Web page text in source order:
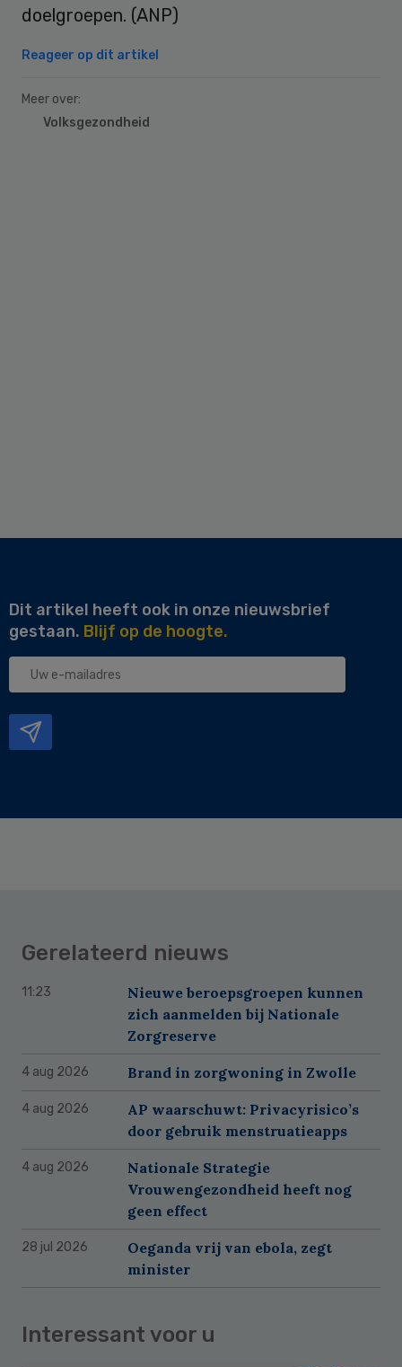
doelgroepen. (ANP)
Reageer op dit artikel
Meer over:
Volksgezondheid
Dit artikel heeft ook in onze nieuwsbrief
gestaan. Blijf op de hoogte.
Uw
Gerelateerd nieuws
11:23
Nieuwe beroepsgroepen kunnen
zich aanmelden bij Nationale
Zorgreserve
4 aug 2026 Brand in zorgwoning in Zwolle
4 aug 2026
AP waarschuwt: Privacyrisico’s
door gebruik menstruatieapps
4 aug 2026
Nationale Strategie
Vrouwengezondheid heeft nog
geen effect
28 jul 2026
Oeganda vrij van ebola, zegt
minister
Interessant voor u